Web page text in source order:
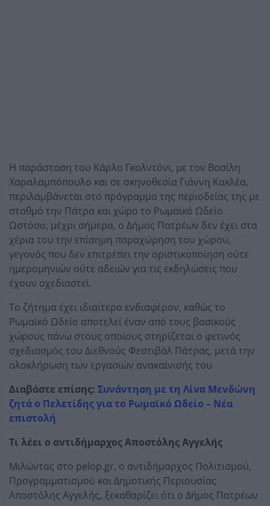
Η παράσταση του Κάρλο Γκολντόνι, με τον Βασίλη
Χαραλαμπόπουλο και σε σκηνοθεσία Γιάννη Κακλέα,
περιλαμβάνεται στο πρόγραμμα της περιοδείας της με
σταθμό την Πάτρα και χώρο το Ρωμαϊκό Ωδείο.
Ωστόσο, μέχρι σήμερα, ο Δήμος Πατρέων δεν έχει στα
χέρια του την επίσημη παραχώρηση του χώρου,
γεγονός που δεν επιτρέπει την οριστικοποίηση ούτε
ημερομηνιών ούτε αδειών για τις εκδηλώσεις που
έχουν σχεδιαστεί.
Το ζήτημα έχει ιδιαίτερο ενδιαφέρον, καθώς το
Ρωμαϊκό Ωδείο αποτελεί έναν από τους βασικούς
χώρους πάνω στους οποίους στηρίζεται ο φετινός
σχεδιασμός του Διεθνούς Φεστιβάλ Πάτρας, μετά την
ολοκλήρωση των εργασιών ανακαίνισής του.
Διαβάστε επίσης: Συνάντηση με τη Λίνα Μενδώνη
ζητά ο Πελετίδης για το Ρωμαϊκό Ωδείο – Νέα
επιστολή
Τι λέει ο αντιδήμαρχος Αποστόλης Αγγελής
Μιλώντας στο pelop.gr, ο αντιδήμαρχος Πολιτισμού,
Προγραμματισμού και Δημοτικής Περιουσίας
Αποστόλης Αγγελής, ξεκαθαρίζει ότι ο Δήμος Πατρέων